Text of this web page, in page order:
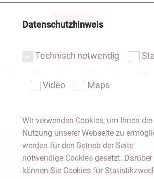
Notar Dresden
Fachgebiete
Datenschutzhinweis
Technisch notwendig
Video Maps
Wir verwenden Cookies, um Ihnen
Nutzung unserer Webseite zu
werden für den Betrieb der Seite
notwendige Cookies gesetzt.
können Sie Cookies für